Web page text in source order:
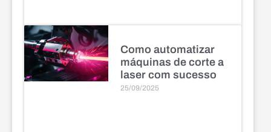
Como automatizar
máquinas de corte a
laser com sucesso
25/09/2025